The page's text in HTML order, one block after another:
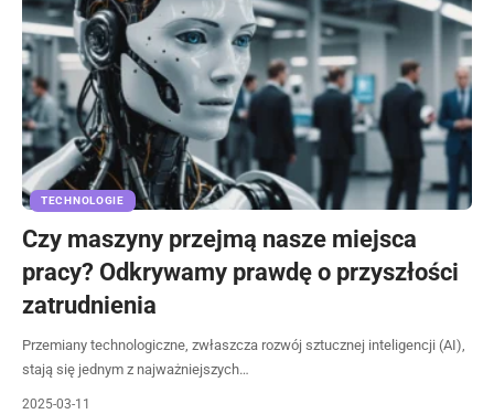
TECHNOLOGIE
Czy maszyny przejmą nasze miejsca
pracy? Odkrywamy prawdę o przyszłości
zatrudnienia
Przemiany technologiczne, zwłaszcza rozwój sztucznej inteligencji (AI),
stają się jednym z najważniejszych…
2025-03-11